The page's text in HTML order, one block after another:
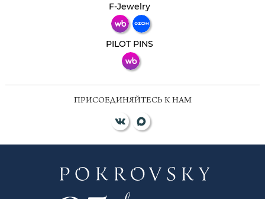
F-Jewelry
PILOT PINS
ПРИСОЕДИНЯЙТЕСЬ К НАМ